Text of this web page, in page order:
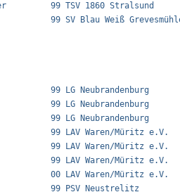
99 TSV 1860
99 SV Blau Weiß
99 LG
99 LG
99 LG
99 LAV Waren/
99 LAV Waren/
99 LAV Waren/
00 LAV Waren/
99 PSV